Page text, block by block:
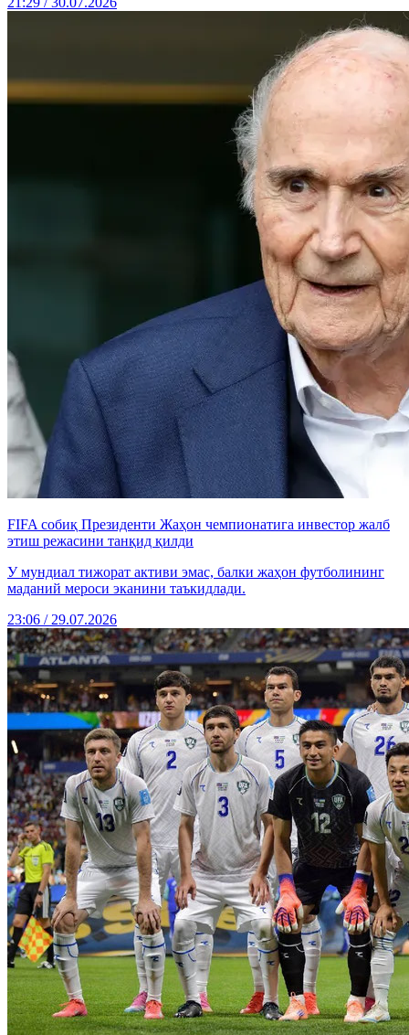
FIFA собиқ Президенти Жаҳон чемпионатига инвестор жалб
этиш режасини танқид қилди
У мундиал тижорат активи эмас, балки жаҳон футболининг
маданий мероси эканини таъкидлади.
23:06 / 29.07.2026